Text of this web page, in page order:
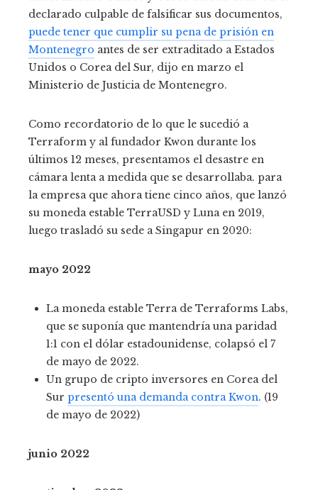
declarado culpable de falsificar sus documentos,
puede tener que cumplir su pena de prisión en
Montenegro antes de ser extraditado a Estados
Unidos o Corea del Sur, dijo en marzo el
Ministerio de Justicia de Montenegro.
Como recordatorio de lo que le sucedió a
Terraform y al fundador Kwon durante los
últimos 12 meses, presentamos el desastre en
cámara lenta a medida que se desarrollaba. para
la empresa que ahora tiene cinco años, que lanzó
su moneda estable TerraUSD y Luna en 2019,
luego trasladó su sede a Singapur en 2020:
mayo 2022
La moneda estable Terra de Terraforms Labs,
que se suponía que mantendría una paridad
1:1 con el dólar estadounidense, colapsó el 7
de mayo de 2022.
Un grupo de cripto inversores en Corea del
Sur presentó una demanda contra Kwon. (19
de mayo de 2022)
junio 2022